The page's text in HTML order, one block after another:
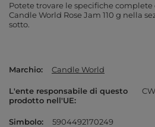
Potete trovare le specifiche
Candle World Rose Jam 110 g nella
sotto.
Marchio Candle World
L'ente responsabile di questo
prodotto nell'UE
Simbolo 5904492170249